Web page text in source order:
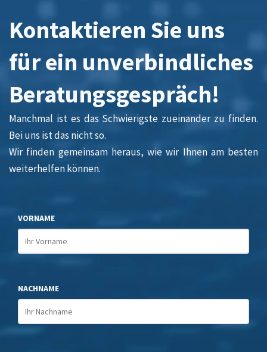
Kontaktieren Sie uns
für ein unverbindliches
Beratungsgespräch!
Manchmal ist es das Schwierigste zueinander zu finden.
Bei uns ist das nicht so.
Wir finden gemeinsam heraus, wie wir Ihnen am besten
weiterhelfen können.
VORNAME
NACHNAME